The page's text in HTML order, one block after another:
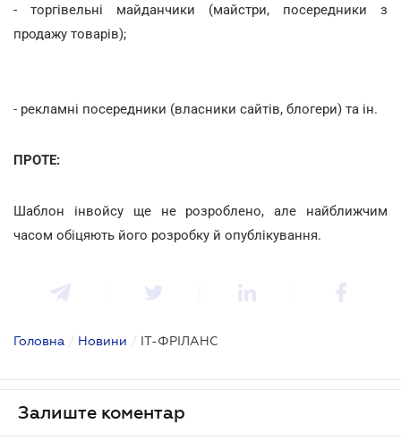
- торгівельні майданчики (майстри, посередники з
продажу товарів);
- рекламні посередники (власники сайтів, блогери) та ін.
ПРОТЕ:
Шаблон інвойсу ще не розроблено, але найближчим
часом обіцяють його розробку й опублікування.
Головна / Новини / IT-ФРІЛАНС
Залиште коментар